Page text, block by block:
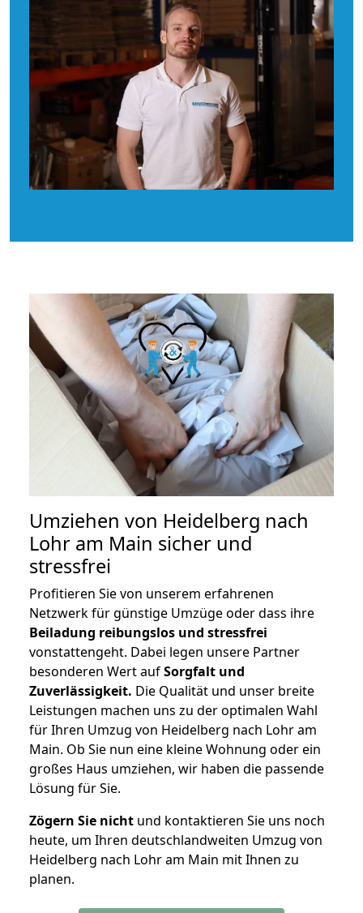
Umziehen von Heidelberg nach
Lohr am Main sicher und
stressfrei
Profitieren Sie von unserem erfahrenen
Netzwerk für günstige Umzüge oder dass ihre
Beiladung reibungslos und stressfrei
vonstattengeht. Dabei legen unsere Partner
besonderen Wert aufSorgfalt und
Zuverlässigkeit. Die Qualität und unser breite
Leistungen machen uns zu der optimalen Wahl
für Ihren Umzug von Heidelberg nach Lohr am
Main. Ob Sie nun eine kleine Wohnung oder ein
großes Haus umziehen, wir haben die passende
Lösung für Sie.
Zögern Sie nicht und kontaktieren Sie uns noch
heute, um Ihren deutschlandweiten Umzug von
Heidelberg nach Lohr am Main mit Ihnen zu
planen.